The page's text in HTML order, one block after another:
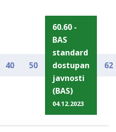
40 50
60.60 -
BAS
standard
dostupan
javnosti
(BAS)
04.12.2023
62